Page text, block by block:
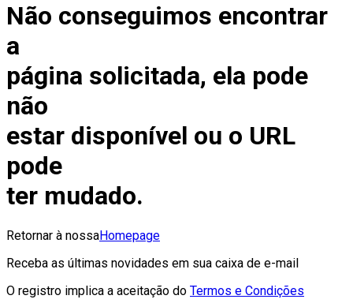
Não conseguimos encontrar
a
página solicitada, ela pode
não
estar disponível ou o URL
pode
ter mudado.
Retornar à nossaHomepage
Receba as últimas novidades em sua caixa de e-mail
O registro implica a aceitação do Termos e Condições